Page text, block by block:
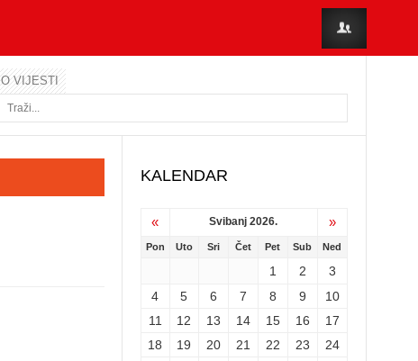
VIJESTI
KALENDAR
« Svibanj 2026. »
Pon Uto Sri Čet Pet Sub Ned
1 2
3
4
5 6 7 8 9
10
11
12 13 14 15 16
17
18
19 20 21 22 23
24